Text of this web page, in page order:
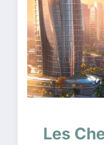
Les